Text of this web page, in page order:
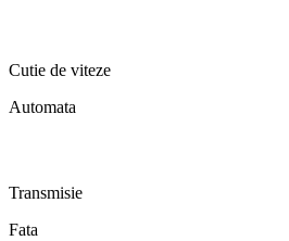
Cutie de viteze
Automata
Transmisie
Fata